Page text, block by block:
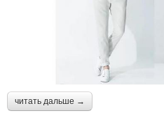
читать дальше →